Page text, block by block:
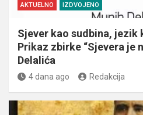
AKTUELNO IZDVOJENO
Sjever kao sudbina, jezik
Prikaz zbirke “Sjevera je
Delalića
4 dana ago Redakcija